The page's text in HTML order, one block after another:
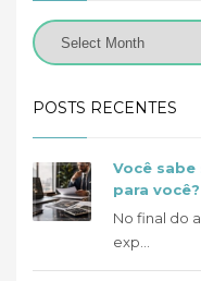
POSTS RECENTES
Você
para você?
No final do
exp...